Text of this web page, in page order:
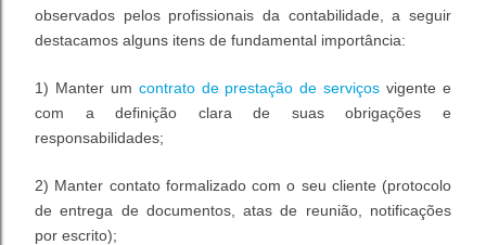
observados pelos profissionais da contabilidade, a seguir
destacamos alguns itens de fundamental importância:
1) Manter um contrato de prestação de serviços vigente e
com a definição clara de suas obrigações e
responsabilidades;
2) Manter contato formalizado com o seu cliente (protocolo
de entrega de documentos, atas de reunião, notificações
por escrito);